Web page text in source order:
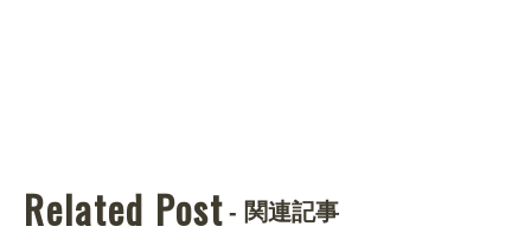
Related Post - 関連記事